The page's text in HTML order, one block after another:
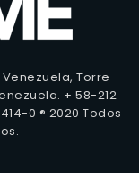
Torre
+ 58-212
0 ® 2020 Todos